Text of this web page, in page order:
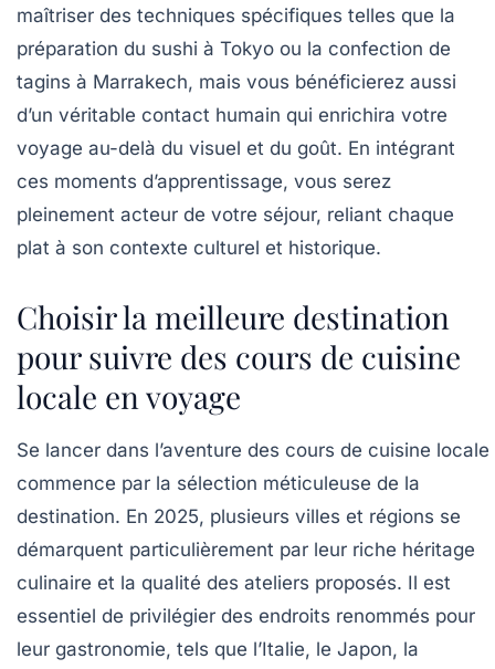
maîtriser des techniques spécifiques telles que la
préparation du sushi à Tokyo ou la confection de
tagins à Marrakech, mais vous bénéficierez aussi
d’un véritable contact humain qui enrichira votre
voyage au-delà du visuel et du goût. En intégrant
ces moments d’apprentissage, vous serez
pleinement acteur de votre séjour, reliant chaque
plat à son contexte culturel et historique.
Choisir la meilleure destination
pour suivre des cours de cuisine
locale en voyage
Se lancer dans l’aventure des cours de cuisine locale
commence par la sélection méticuleuse de la
destination. En 2025, plusieurs villes et régions se
démarquent particulièrement par leur riche héritage
culinaire et la qualité des ateliers proposés. Il est
essentiel de privilégier des endroits renommés pour
leur gastronomie, tels que l’Italie, le Japon, la